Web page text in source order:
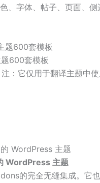
、字体、帖子、页面、
600套模板
：它仅用于翻译主题中
WordPress 主题
的完全无缝集成。它